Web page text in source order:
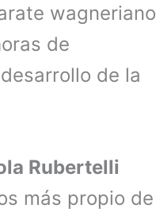
wagneriano
de
de la
Rubertelli
más propio de